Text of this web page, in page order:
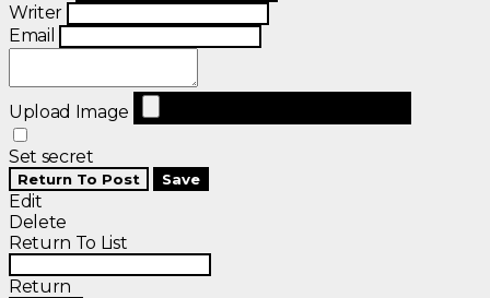
Writer
Email
Upload Image
Set secret
Return To Post Save
Edit
Delete
Return To List
Return